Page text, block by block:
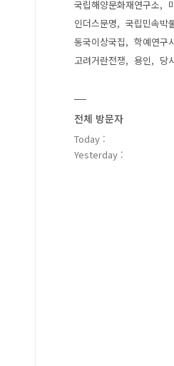
국립해양문화재연구소
인더스문명
국립민속박
동국이상국집
학예연구
고려거란전쟁
용인 당
전체 방문자
Today :
Yesterday :